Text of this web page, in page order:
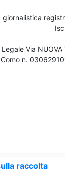
giornalistica
Via
n.
raccolta